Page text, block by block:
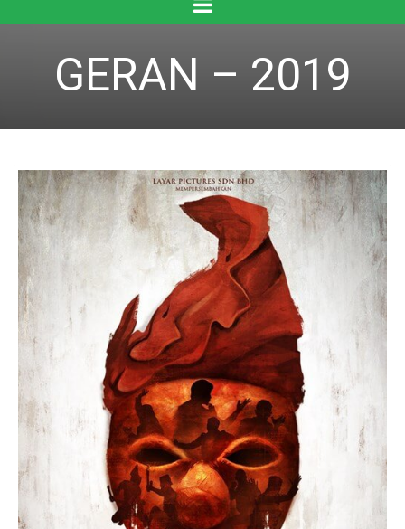
GERAN – 2019